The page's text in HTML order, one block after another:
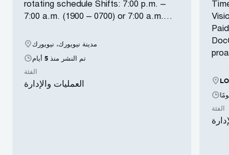
rotating schedule Shifts: 7:00 p.m. –
7:00 a.m. (1900 – 0700) or 7:00 a.m.…
مدينة نيويورك، نيويورك
تم النشر منذ 5 أيام
الفئة
العمليات والإدارة
الفئة